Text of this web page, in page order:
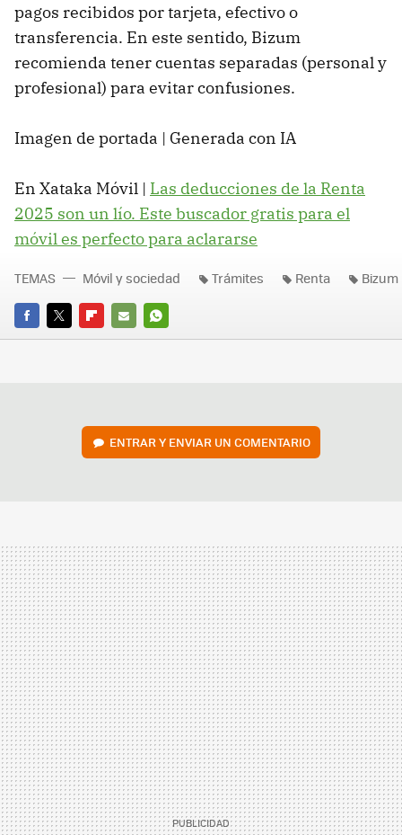
pagos recibidos por tarjeta, efectivo o
transferencia. En este sentido, Bizum
recomienda tener cuentas separadas (personal y
profesional) para evitar confusiones.
Imagen de portada | Generada con IA
En Xataka Móvil | Las deducciones de la Renta
2025 son un lío. Este buscador gratis para el
móvil es perfecto para aclararse
FACEBOOK
TWITTERFLIPBOARD
E-
WHATSAPP
TEMAS Móvil y sociedad Trámites Renta Bizum
ENTRAR Y ENVIAR UN COMENTARIO